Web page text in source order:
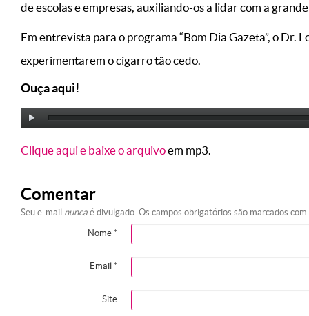
de escolas e empresas, auxiliando-os a lidar com a
Em entrevista para o programa “Bom Dia Gazeta”, o Dr.
experimentarem o cigarro tão cedo.
Ouça aqui!
Clique aqui e baixe o arquivoem mp3.
Comentar
Seu e-mail nunca é divulgado. Os campos obrigatórios são marcados com
Nome *
Email *
Site